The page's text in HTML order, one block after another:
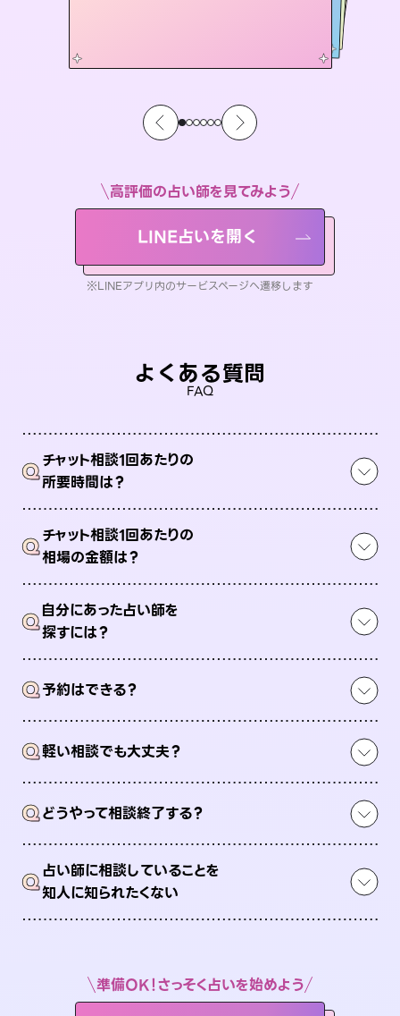
高評価の占い師を見てみよう
LINE占いを開く
※LINEアプリ内のサービスページへ遷移します
よくある質問
FAQ
Qチャット相談1回あたりの
所要時間は？
Qチャット相談1回あたりの
相場の金額は？
Q自分にあった占い師を
探すには？
Q予約はできる？
Q軽い相談でも大丈夫？
Qどうやって相談終了する？
Q占い師に相談していることを
知人に知られたくない
準備OK！さっそく占いを始めよう